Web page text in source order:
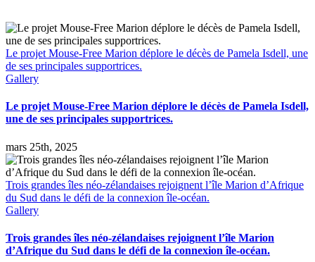
conférence
sur
de
Witwatersrand
Bird
Club.
Le projet Mouse-Free Marion déplore le décès de Pamela Isdell, une
de ses principales supportrices.
Gallery
Le projet Mouse-Free Marion déplore le décès de Pamela Isdell,
une de ses principales supportrices.
mars 25th, 2025
Trois grandes îles néo-zélandaises rejoignent l’île Marion d’Afrique
du Sud dans le défi de la connexion île-océan.
Gallery
Trois grandes îles néo-zélandaises rejoignent l’île Marion
d’Afrique du Sud dans le défi de la connexion île-océan.